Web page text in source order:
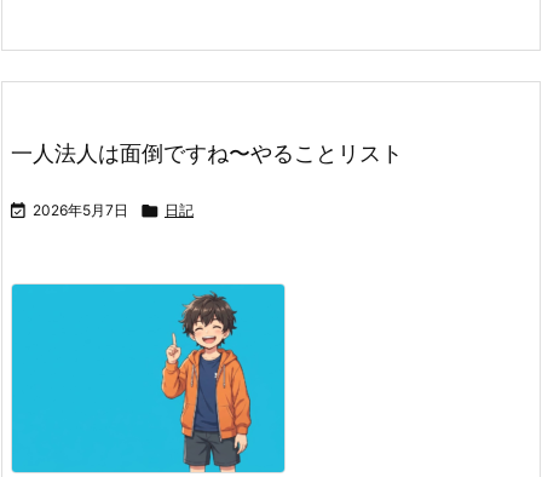
一人法人は面倒ですね〜やることリスト
 2026年5月7日  日記